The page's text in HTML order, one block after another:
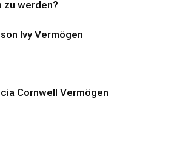
zu werden?
Ivy Vermögen
Cornwell Vermögen